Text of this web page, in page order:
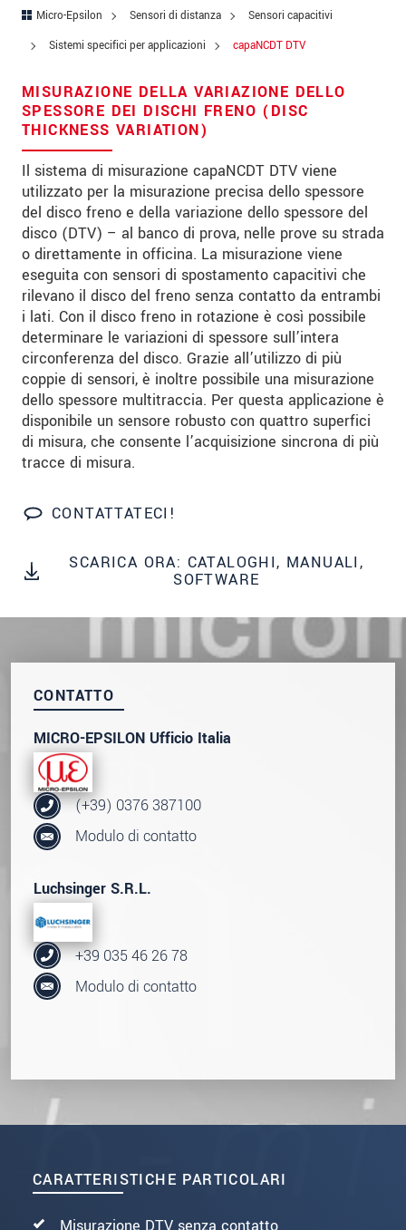
Micro-Epsilon Sensori di distanza
Sensori capacitivi
Sistemi specifici per applicazioni
capaNCDT DTV
MISURAZIONE DELLA VARIAZIONE DELLO
SPESSORE DEI DISCHI FRENO (DISC
THICKNESS VARIATION)
Il sistema di misurazione capaNCDT DTV viene
utilizzato per la misurazione precisa dello spessore
del disco freno e della variazione dello spessore del
disco (DTV) – al banco di prova, nelle prove su strada
o direttamente in officina. La misurazione viene
eseguita con sensori di spostamento capacitivi che
rilevano il disco del freno senza contatto da entrambi
i lati. Con il disco freno in rotazione è così possibile
determinare le variazioni di spessore sull’intera
circonferenza del disco. Grazie all’utilizzo di più
coppie di sensori, è inoltre possibile una misurazione
dello spessore multitraccia. Per questa applicazione è
disponibile un sensore robusto con quattro superfici
di misura, che consente l’acquisizione sincrona di più
tracce di misura.
CONTATTATECI!
SCARICA ORA: CATALOGHI, MANUALI,
SOFTWARE
CARATTERISTICHE PARTICOLARI
CONTATTO
MICRO-EPSILON Ufficio Italia
(+39) 0376 387100
Modulo di contatto
Luchsinger S.R.L.
+39 035 46 26 78
Modulo di contatto
Codice postale
Città *
Paese*
Telefono
E-mail *
Messaggio*
Vi prego di tenermi informato sulle
innovazioni dei prodotti via e-mail.
* Informazioni obbligatorie
We treat your data confidentially. Please read our
data privacy statement
INVIA MESSAGGIO